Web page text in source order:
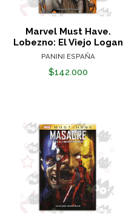
Marvel Must Have.
Lobezno: El Viejo Logan
PANINI ESPAÑA
$142.000